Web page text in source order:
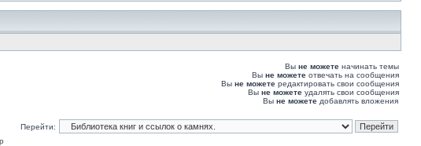
Вы не можете начинать темы
Вы не можете отвечать на сообщения
Вы не можете редактировать свои сообщения
Вы не можете удалять свои сообщения
Вы не можете добавлять вложения
Перейти: